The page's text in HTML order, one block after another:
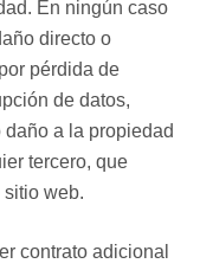
En ningún caso
directo o
pérdida de
de datos,
a la propiedad
tercero, que
web.
contrato adicional